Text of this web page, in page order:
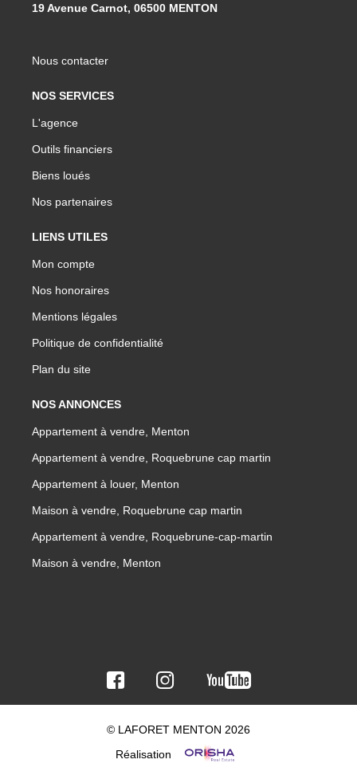
19 Avenue Carnot, 06500 MENTON
Nous contacter
NOS SERVICES
L'agence
Outils financiers
Biens loués
Nos partenaires
LIENS UTILES
Mon compte
Nos honoraires
Mentions légales
Politique de confidentialité
Plan du site
NOS ANNONCES
Appartement à vendre, Menton
Appartement à vendre, Roquebrune cap martin
Appartement à louer, Menton
Maison à vendre, Roquebrune cap martin
Appartement à vendre, Roquebrune-cap-martin
Maison à vendre, Menton
© LAFORET MENTON 2026
Réalisation